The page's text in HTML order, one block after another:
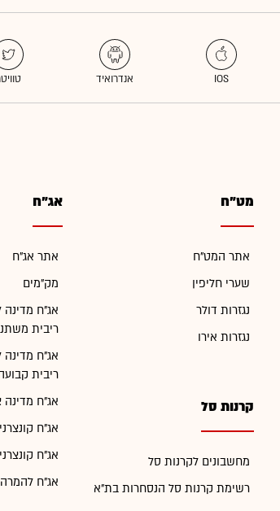
מט"ח
אתר המט"ח
שערי חליפין
נגזרות דולר
נגזרות אירו
קרנות סל
מחשבונים לקרנות סל
רשימת קרנות סל הנסחרות בת"א
אג"ח
אתר אג"ח
מק"מים
אג"ח מדינה
ריבית
אג"ח מדינה
ריבית
אג"ח
אג"ח
אג"ח
אג"ח להמרה